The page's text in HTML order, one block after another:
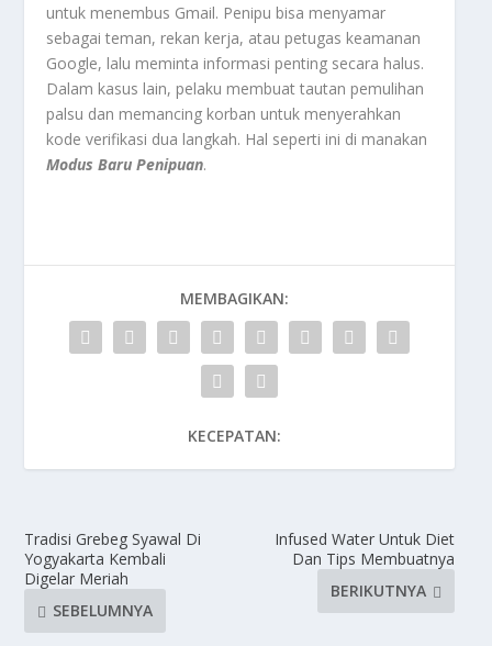
untuk menembus Gmail. Penipu bisa menyamar
sebagai teman, rekan kerja, atau petugas keamanan
Google, lalu meminta informasi penting secara halus.
Dalam kasus lain, pelaku membuat tautan pemulihan
palsu dan memancing korban untuk menyerahkan
kode verifikasi dua langkah. Hal seperti ini di manakan
Modus Baru Penipuan.
MEMBAGIKAN:
KECEPATAN:
Tradisi Grebeg Syawal Di
Yogyakarta Kembali
Digelar Meriah
SEBELUMNYA
Infused Water Untuk Diet
Dan Tips Membuatnya
BERIKUTNYA